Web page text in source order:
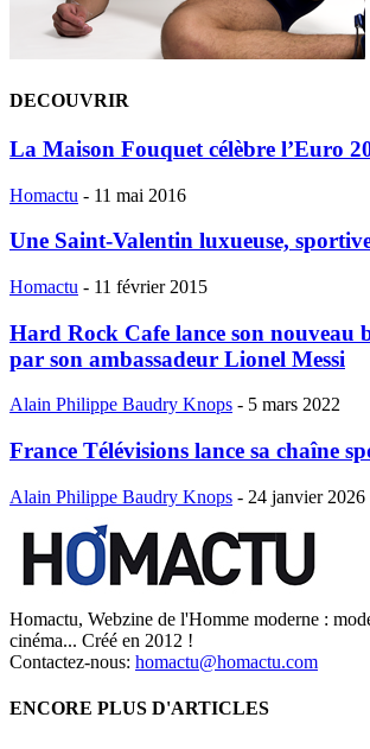
DECOUVRIR
La Maison Fouquet célèbre l’Euro
Homactu - 11 mai 2016
Une Saint-Valentin luxueuse,
Homactu - 11 février 2015
Hard Rock Cafe lance son nouveau
par son ambassadeur Lionel Messi
Alain Philippe Baudry Knops - 5 mars 2022
France Télévisions lance sa chaîne
Alain Philippe Baudry Knops - 24 janvier 2026
Homactu, Webzine de l'Homme moderne :
cinéma... Créé en 2012 !
Contactez-nous: homactu@homactu.com
ENCORE PLUS D'ARTICLES